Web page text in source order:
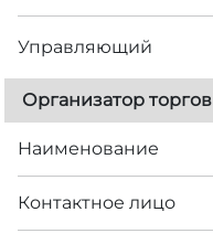
Управляющий
Организатор торгов
Наименование
Контактное лицо